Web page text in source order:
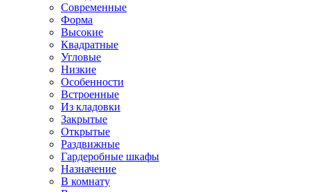
Современные
Форма
Высокие
Квадратные
Угловые
Низкие
Особенности
Встроенные
Из кладовки
Закрытые
Открытые
Раздвижные
Гардеробные шкафы
Назначение
В комнату